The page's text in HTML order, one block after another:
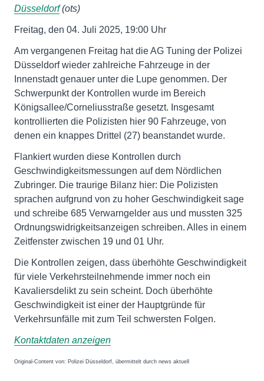
Düsseldorf(ots)
Freitag, den 04. Juli 2025, 19:00 Uhr
Am vergangenen Freitag hat die AG Tuning der Polizei
Düsseldorf wieder zahlreiche Fahrzeuge in der
Innenstadt genauer unter die Lupe genommen. Der
Schwerpunkt der Kontrollen wurde im Bereich
Königsallee/Corneliusstraße gesetzt. Insgesamt
kontrollierten die Polizisten hier 90 Fahrzeuge, von
denen ein knappes Drittel (27) beanstandet wurde.
Flankiert wurden diese Kontrollen durch
Geschwindigkeitsmessungen auf dem Nördlichen
Zubringer. Die traurige Bilanz hier: Die Polizisten
sprachen aufgrund von zu hoher Geschwindigkeit sage
und schreibe 685 Verwarngelder aus und mussten 325
Ordnungswidrigkeitsanzeigen schreiben. Alles in einem
Zeitfenster zwischen 19 und 01 Uhr.
Die Kontrollen zeigen, dass überhöhte Geschwindigkeit
für viele Verkehrsteilnehmende immer noch ein
Kavaliersdelikt zu sein scheint. Doch überhöhte
Geschwindigkeit ist einer der Hauptgründe für
Verkehrsunfälle mit zum Teil schwersten Folgen.
Kontaktdaten anzeigen
Original-Content von: Polizei Düsseldorf, übermittelt durch news aktuell